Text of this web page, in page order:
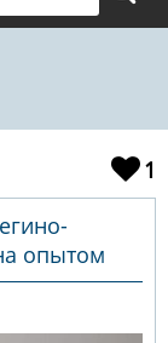
1
опытом